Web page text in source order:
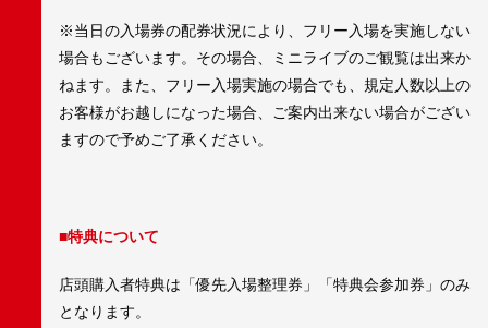
※当日の入場券の配券状況により、フリー入場を実施しない
場合もございます。その場合、ミニライブのご観覧は出来か
ねます。また、フリー入場実施の場合でも、規定人数以上の
お客様がお越しになった場合、ご案内出来ない場合がござい
ますので予めご了承ください。
■特典について
店頭購入者特典は「優先入場整理券」「特典会参加券」のみ
となります。